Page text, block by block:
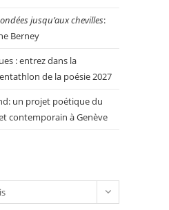
jusqu’aux chevilles:
Berney
: entrez dans la
de la poésie 2027
un projet poétique du
contemporain à Genève